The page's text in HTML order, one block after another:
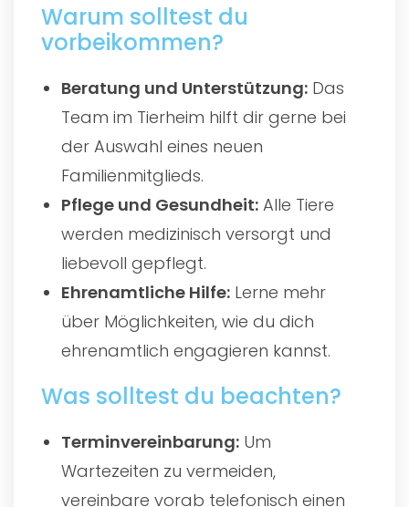
Warum solltest du
vorbeikommen?
Beratung und Unterstützung: Das
Team im Tierheim hilft dir gerne bei
der Auswahl eines neuen
Familienmitglieds.
Pflege und Gesundheit: Alle Tiere
werden medizinisch versorgt und
liebevoll gepflegt.
Ehrenamtliche Hilfe: Lerne mehr
über Möglichkeiten, wie du dich
ehrenamtlich engagieren kannst.
Was solltest du beachten?
Terminvereinbarung: Um
Wartezeiten zu vermeiden,
vereinbare vorab telefonisch einen